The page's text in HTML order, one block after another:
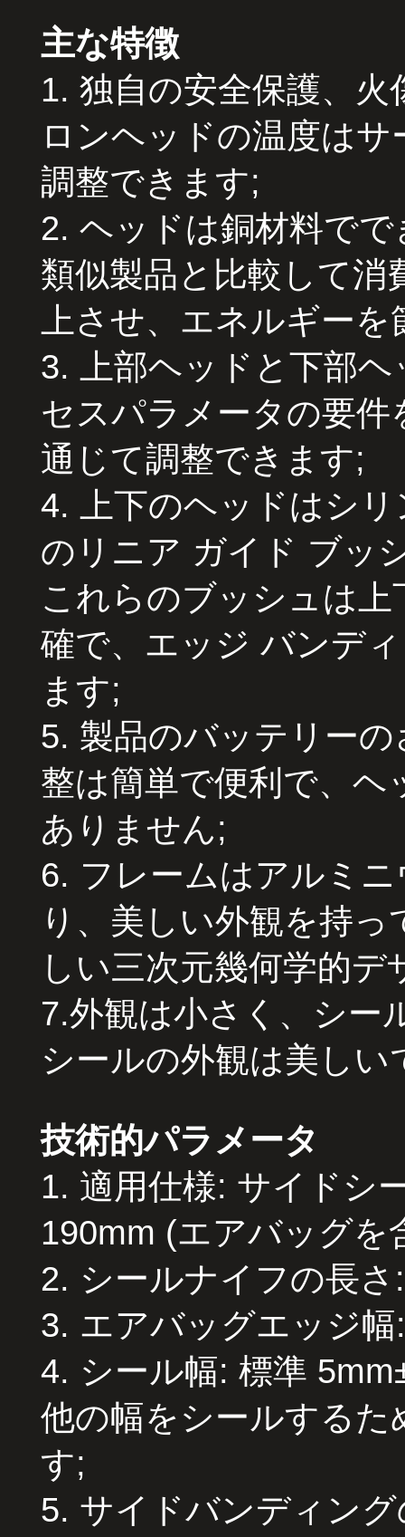
主な特徴
1. 独自の安全保護、
ロンヘッドの温度は
調整できます;
2. ヘッドは銅材料で
類似製品と比較して消
上させ、エネルギー
3. 上部ヘッドと下部
セスパラメータの要
通じて調整できます;
4. 上下のヘッドはシ
のリニア ガイド ブッ
これらのブッシュは
確で、エッジ バンデ
ます;
5. 製品のバッテリー
整は簡単で便利で、ヘ
ありません;
6. フレームはアルミ
り、美しい外観を持
しい三次元幾何学的
7.外観は小さく、シー
シールの外観は美しい
技術的パラメータ
1. 適用仕様: サイドシ
190mm (エアバッグを
2. シールナイフの長さ
3. エアバッグエッジ幅
4. シール幅: 標準
他の幅をシールする
す;
5. サイドバンディン